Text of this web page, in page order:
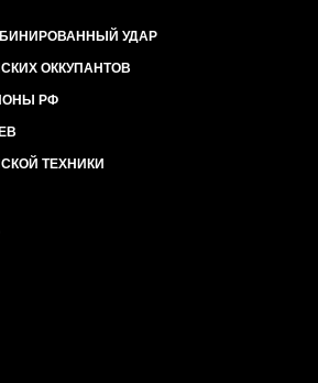
УДАР
ОККУПАНТОВ
РФ
ТЕХНИКИ